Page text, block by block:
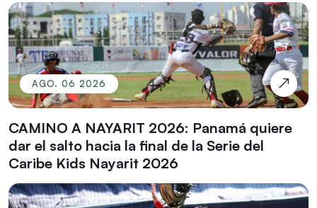
AGO. 06 2026
CAMINO A NAYARIT 2026: Panamá quiere
dar el salto hacia la final de la Serie del
Caribe Kids Nayarit 2026